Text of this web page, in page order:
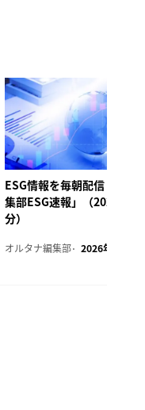
ESG情報を毎朝配信「オル
集部ESG速報」（2026年8
分）
オルタナ編集部 2026年8月7日